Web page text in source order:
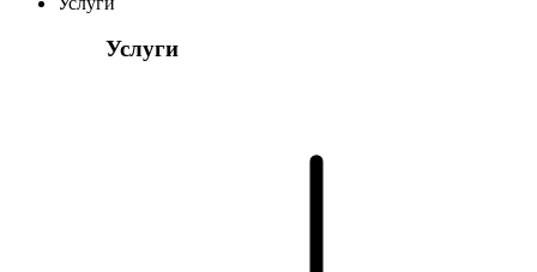
Услуги